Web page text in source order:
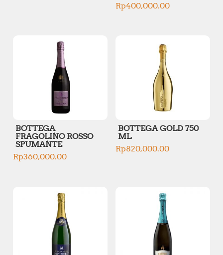
Rp400,000.00
BOTTEGA
FRAGOLINO ROSSO
SPUMANTE
Rp360,000.00
BOTTEGA GOLD 750
ML
Rp820,000.00